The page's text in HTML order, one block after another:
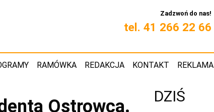
Zadzwoń do nas!
tel. 41 266 22 66
RAMÓWKA REDAKCJA KONTAKT REKLAMA
Ostrowca.
DZIŚ